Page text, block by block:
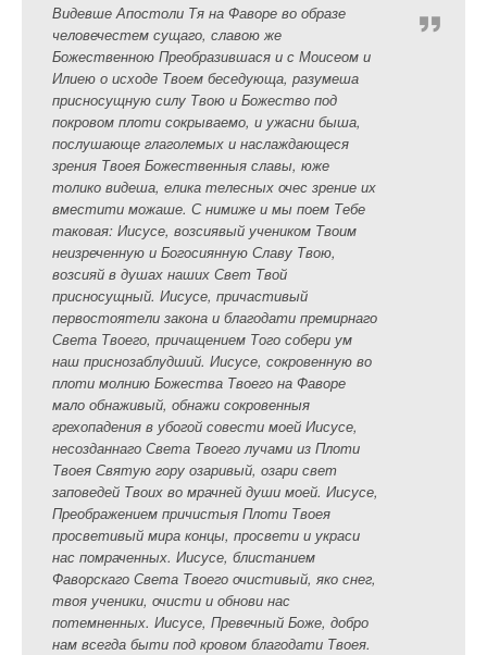
Видевше Апостоли Тя на Фаворе во образе
человечестем сущаго, славою же
Божественною Преобразившася и с Моисеом и
Илиею о исходе Твоем беседующа, разумеша
присносущную силу Твою и Божество под
покровом плоти сокрываемо, и ужасни быша,
послушающе глаголемых и наслаждающеся
зрения Твоея Божественныя славы, юже
толико видеша, елика телесных очес зрение их
вместити можаше. С нимиже и мы поем Тебе
таковая: Иисусе, возсиявый учеником Твоим
неизреченную и Богосиянную Славу Твою,
возсияй в душах наших Свет Твой
присносущный. Иисусе, причастивый
первостоятели закона и благодати премирнаго
Света Твоего, причащением Того собери ум
наш приснозаблудший. Иисусе, сокровенную во
плоти молнию Божества Твоего на Фаворе
мало обнаживый, обнажи сокровенныя
грехопадения в убогой совести моей Иисусе,
несозданнаго Света Твоего лучами из Плоти
Твоея Святую гору озаривый, озари свет
заповедей Твоих во мрачней души моей. Иисусе,
Преображением причистыя Плоти Твоея
просветивый мира концы, просвети и украси
нас помраченных. Иисусе, блистанием
Фаворскаго Света Твоего очистивый, яко снег,
твоя ученики, очисти и обнови нас
потемненных. Иисусе, Превечный Боже, добро
нам всегда быти под кровом благодати Твоея.